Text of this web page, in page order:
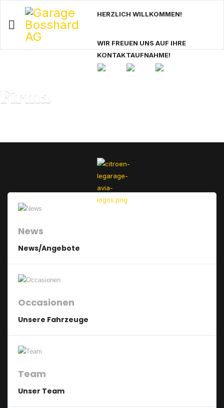
HERZLICH WILLKOMMEN!
WIR FREUEN UNS AUF IHRE
KONTAKTAUFNAHME!
Firma
News
News/Angebote
Occasionen
Unsere Fahrzeuge
Team
Unser Team